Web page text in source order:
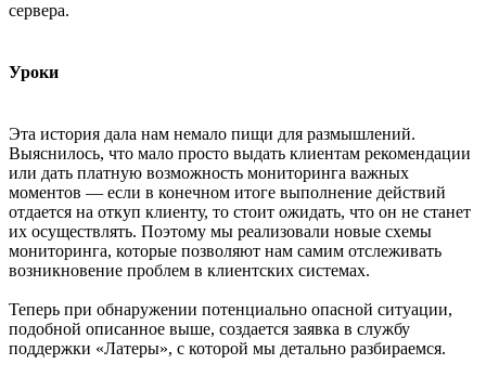
сервера.
Уроки
Эта история дала нам немало пищи для размышлений.
Выяснилось, что мало просто выдать клиентам рекомендации
или дать платную возможность мониторинга важных
моментов — если в конечном итоге выполнение действий
отдается на откуп клиенту, то стоит ожидать, что он не станет
их осуществлять. Поэтому мы реализовали новые схемы
мониторинга, которые позволяют нам самим отслеживать
возникновение проблем в клиентских системах.
Теперь при обнаружении потенциально опасной ситуации,
подобной описанное выше, создается заявка в службу
поддержки «Латеры», с которой мы детально разбираемся.